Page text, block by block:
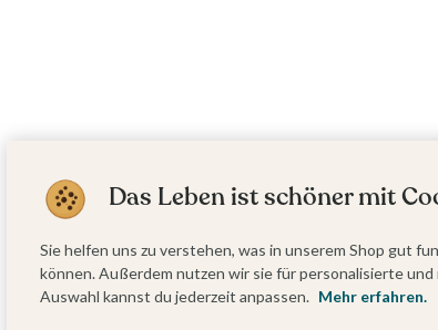
Das Leben ist schöner mit
Sie helfen uns zu verstehen, was in unserem Shop gut
können. Außerdem nutzen wir sie für personalisierte
Auswahl kannst du jederzeit anpassen. Mehr erfahren.